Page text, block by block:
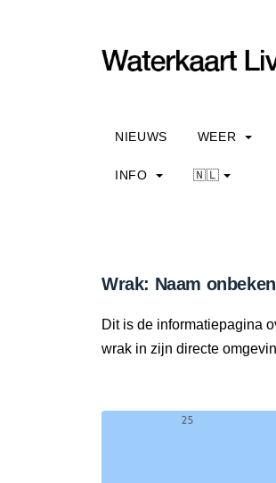
NIEUWS WEER
INFO 🇳🇱
Wrak: Naam
Dit is de informatiepagina
wrak in zijn directe